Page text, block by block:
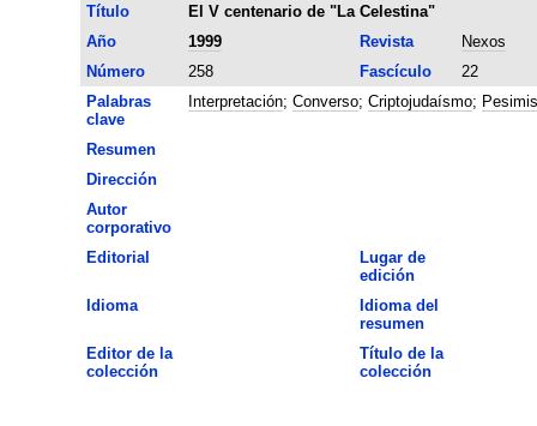
Título
El V centenario de "La Celestina"
Año
1999 Revista
Nexos
Número
258 Fascículo
22
Palabras
clave
Interpretación; Converso; Criptojudaísmo;
Resumen
Dirección
Autor
corporativo
Editorial
Lugar de
edición
Idioma
Idioma del
resumen
Editor de la
colección
Título de la
colección